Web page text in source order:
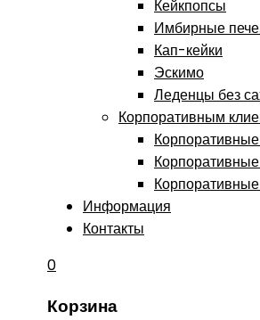
Кейкпопсы
Имбирные
Кап-кейки
Эскимо
Леденцы без
Корпоративным
Информация
Контакты
0
Корзина